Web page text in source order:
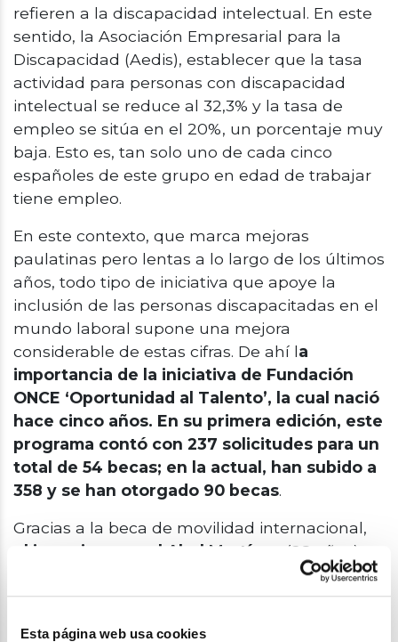
Esta página web usa cookies
refieren a la discapacidad intelectual. En este
sentido, la Asociación Empresarial para la
Discapacidad (Aedis), establecer que la tasa
actividad para personas con discapacidad
intelectual se reduce al 32,3% y la tasa de
empleo se sitúa en el 20%, un porcentaje muy
baja. Esto es, tan solo uno de cada cinco
españoles de este grupo en edad de trabajar
tiene empleo.
En este contexto, que marca mejoras
paulatinas pero lentas a lo largo de los últimos
años, todo tipo de iniciativa que apoye la
inclusión de las personas discapacitadas en el
mundo laboral supone una mejora
considerable de estas cifras. De ahí la
importancia de la iniciativa de Fundación
ONCE ‘Oportunidad al Talento’, la cual nació
hace cinco años. En su primera edición, este
programa contó con 237 solicitudes para un
total de 54 becas; en la actual, han subido a
358 y se han otorgado 90 becas.
Gracias a la beca de movilidad internacional,
el ingeniero naval Abel Martínez
(28 años)
Aeroespacial en la Universidad de Texas (UTA)